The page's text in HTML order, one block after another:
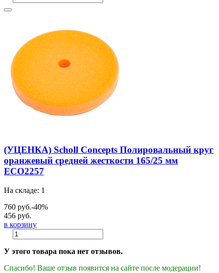
(УЦЕНКА) Scholl Concepts Полировальный круг
оранжевый средней жесткости 165/25 мм
ECO2257
На складе: 1
760 руб.-40%
456 руб.
в корзину
У этого товара пока нет отзывов.
Спасибо! Ваше отзыв появится на сайте после модерации!